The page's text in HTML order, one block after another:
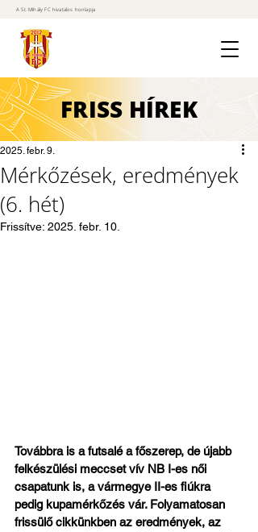
A St. Mihály FC hivatalos honlapja
FRISS HÍREK
Mérkőzések, eredmények
(6. hét)
2025. febr. 9.
Frissítve: 2025. febr. 10.
Továbbra is a futsalé a főszerep, de újabb
felkészülési meccset vív NB I-es női
csapatunk is, a vármegye II-es fiúkra
pedig kupamérkőzés vár. Folyamatosan
frissülő cikkünkben az eredmények, az